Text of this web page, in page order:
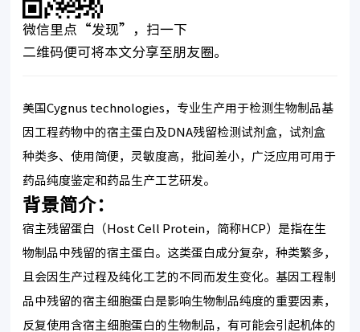
微信里点“发现”，扫一下
二维码便可将本文分享至朋友圈。
美国Cygnus technologies，专业生产用于检测生物制品基
因工程药物中的宿主蛋白及DNA残留检测试剂盒，试剂盒
种类多、使用简便，灵敏度高，批间差小，广泛应用可用于
药品纯度鉴定和药品生产工艺研发。
背景简介：
宿主残留蛋白（Host Cell Protein，简称HCP）是指在生
物制品中残留的宿主蛋白。这类蛋白成分复杂，种类繁多，
且会因生产过程及纯化工艺的不同而发生变化。基因工程制
品中残留的宿主细胞蛋白是影响生物制品纯度的重要因素，
反复使用含宿主细胞蛋白的生物制品，有可能会引起机体的